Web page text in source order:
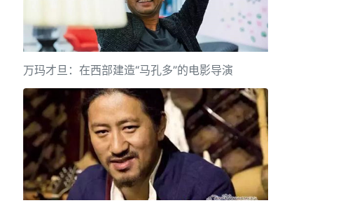
万玛才旦：在西部建造“马孔多”的电影导演